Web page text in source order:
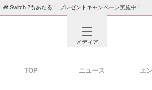
🎁 Switch 2もあたる！ プレゼントキャンペーン実施中！
メディア
TOP ニュース エ